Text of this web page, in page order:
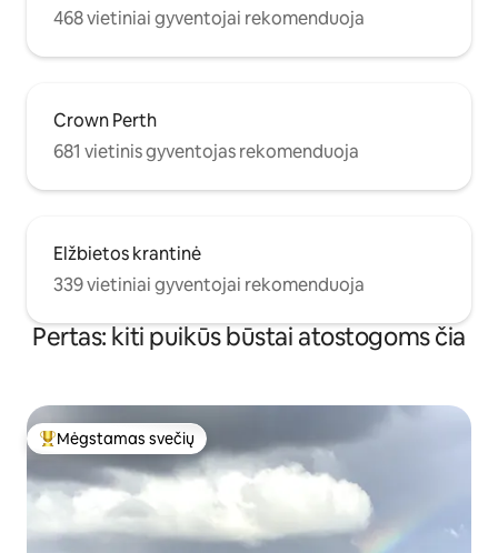
468 vietiniai gyventojai rekomenduoja
Crown Perth
681 vietinis gyventojas rekomenduoja
Elžbietos krantinė
339 vietiniai gyventojai rekomenduoja
Pertas: kiti puikūs būstai atostogoms čia
Svečių mėgstamiausias
Mėgstamas svečių